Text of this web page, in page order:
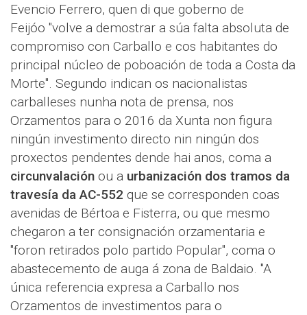
Evencio Ferrero, quen di que goberno de
Feijóo "volve a demostrar a súa falta absoluta de
compromiso con Carballo e cos habitantes do
principal núcleo de poboación de toda a Costa da
Morte". Segundo indican os nacionalistas
carballeses nunha nota de prensa, nos
Orzamentos para o 2016 da Xunta non figura
ningún investimento directo nin ningún dos
proxectos pendentes dende hai anos, coma a
circunvalación ou a urbanización dos tramos da
travesía da AC-552 que se corresponden coas
avenidas de Bértoa e Fisterra, ou que mesmo
chegaron a ter consignación orzamentaria e
"foron retirados polo partido Popular", coma o
abastecemento de auga á zona de Baldaio. "A
única referencia expresa a Carballo nos
Orzamentos de investimentos para o